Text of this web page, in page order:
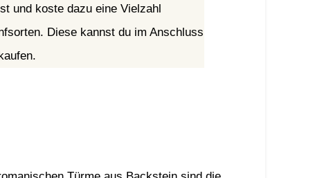
und koste dazu eine Vielzahl
Diese kannst du im Anschluss